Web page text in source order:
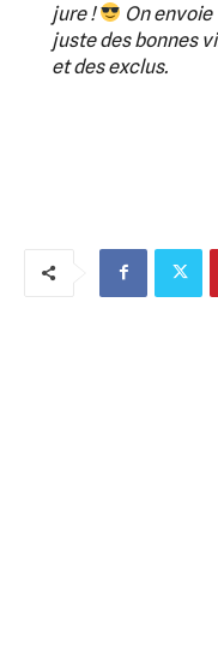
jure !
On envoie
juste des bonnes
et des exclus.